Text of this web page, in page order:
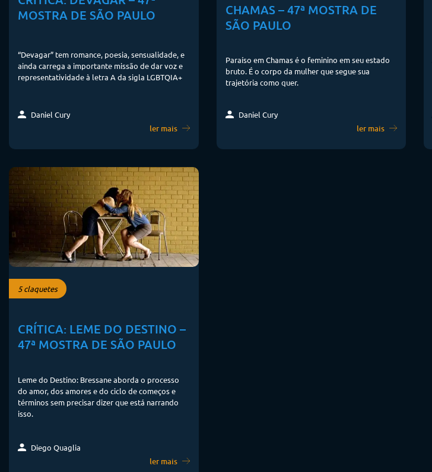
MOSTRA DE SÃO PAULO
“Devagar” tem romance, poesia, sensualidade, e
ainda carrega a importante missão de dar voz e
representatividade à letra A da sigla LGBTQIA+
Daniel Cury
ler mais
CHAMAS – 47ª MOSTRA DE
SÃO PAULO
Paraíso em Chamas é o feminino em seu estado
bruto. É o corpo da mulher que segue sua
trajetória como quer.
Daniel Cury
ler mais
5 claquetes
CRÍTICA: LEME DO DESTINO –
47ª MOSTRA DE SÃO PAULO
Leme do Destino: Bressane aborda o processo
do amor, dos amores e do ciclo de começos e
términos sem precisar dizer que está narrando
isso.
Diego Quaglia
ler mais